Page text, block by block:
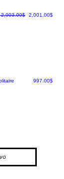
מחיר רגיל ‏2,003.00 ‏$ מחיר מבצע‏2,001.00 ‏$
מחיר ‏997.00 ‏$